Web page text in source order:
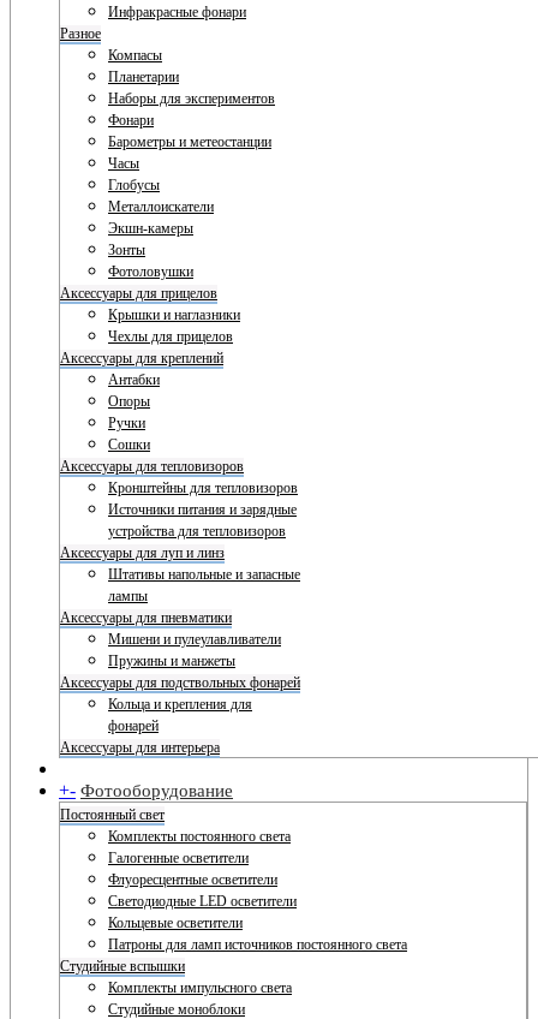
Инфракрасные фонари
Разное
Компасы
Планетарии
Наборы для экспериментов
Фонари
Барометры и метеостанции
Часы
Глобусы
Металлоискатели
Экшн-камеры
Зонты
Фотоловушки
Аксессуары для прицелов
Крышки и наглазники
Чехлы для прицелов
Аксессуары для креплений
Антабки
Опоры
Ручки
Сошки
Аксессуары для тепловизоров
Кронштейны для тепловизоров
Источники питания и зарядные
устройства для тепловизоров
Аксессуары для луп и линз
Штативы напольные и запасные
лампы
Аксессуары для пневматики
Мишени и пулеулавливатели
Пружины и манжеты
Аксессуары для подствольных фонарей
Кольца и крепления для
фонарей
Аксессуары для интерьера
+- Фотооборудование
Постоянный свет
Комплекты постоянного света
Галогенные осветители
Флуоресцентные осветители
Светодиодные LED осветители
Кольцевые осветители
Патроны для ламп источников постоянного света
Студийные вспышки
Комплекты импульсного света
Студийные моноблоки